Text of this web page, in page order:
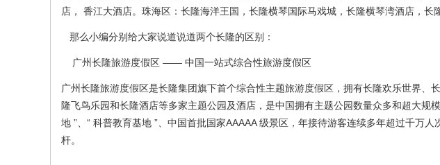
店， 香江大酒店。珠海区：长隆海洋王国，长隆横琴国际马戏城，长隆横琴湾酒店，长
那么小编分别给大家说道说道两个长隆的区别：
广州长隆旅游度假区 —— 中国一站式综合性旅游度假区
广州长隆旅游度假区是长隆集团旗下首个综合性主题旅游度假区，拥有长隆欢乐世界、
隆飞鸟乐园和长隆酒店等多家主题公园及酒店，是中国拥有主题公园数量众多和超大规
地 ”、“ 科普教育基地 ”、中国首批国家AAAAA 级景区，年接待游客连续多年超过千万
杆。